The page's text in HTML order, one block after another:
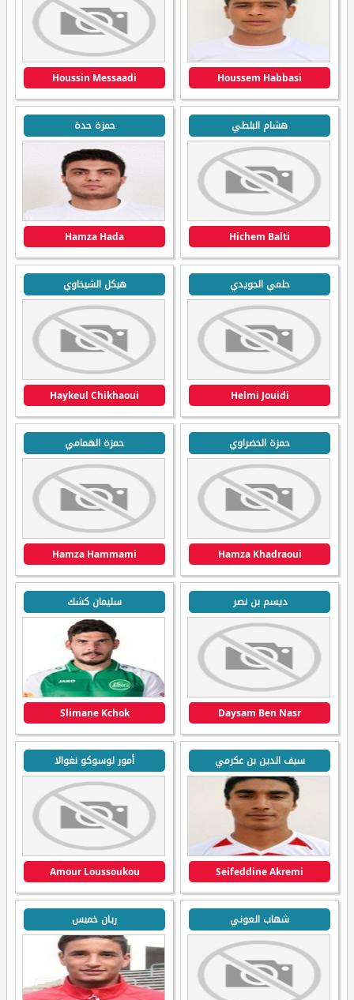
Houssem Habbasi
Houssin Messaadi
هشام البلطي
Hichem Balti
حمزة حدة
Hamza Hada
حلمي الجويدي
Helmi Jouidi
هيكل الشيخاوي
Haykeul Chikhaoui
حمزة الخضراوي
Hamza Khadraoui
حمزة الهمامي
Hamza Hammami
ديسم بن نصر
Daysam Ben Nasr
سليمان كشك
Slimane Kchok
سيف الدين بن عكرمي
Seifeddine Akremi
أمور لوسوكو نغوالا
Amour Loussoukou
شهاب العوني ريان خميس